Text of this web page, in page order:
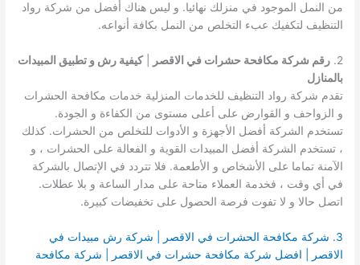
من النمل الموجود في منزلك نهائيا. و ليس هناك أفضل من شركة رواد
التنظيف لتكفيك عبء التخلص من النمل بكافة أنواعه.
2. رقم شركة مكافحة حشرات في الاقصر |كيفية رش و تطبيق المبيدات
بالمنازل
تقدم شركة رواد التنظيف للخدمات المنزلية خدمات مكافحة الحشرات
و الزواحف و القوارض على أعلى مستوى من الكفاءة و الجودة.
تستخدم الشركة أفضل الأجهزة و الأدوات للتخلص من الحشرات. كذلك
، تستخدم الشركة أفضل المبيدات القوية و الفعالة على الحشرات ، و
الآمنة تماما على الأشخاص و الأطعمة. فلا تتردد في الإتصال بالشركة
في أي وقت ، فخدمة العملاء متاحة على مدار الساعة و بلا عطلات.
اتصل حالا و لا تفوت فرصة الحصول على تخفيضات كبيرة.
3. شركة مكافحة الحشرات في الاقصر | شركة رش مبيدات في
الاقصر | افضل شركة مكافحة حشرات في الاقصر | شركة مكافحة